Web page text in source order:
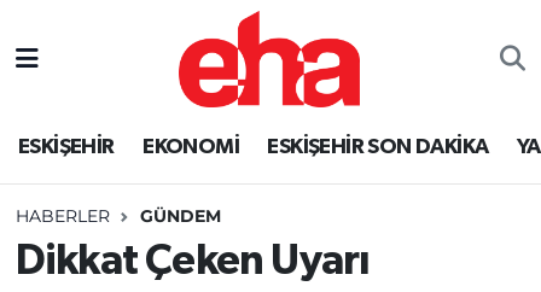
ESKİŞEHİR EKONOMİ ESKİŞEHİR SON DAKİKA
HABERLER GÜNDEM
Dikkat Çeken Uyarı